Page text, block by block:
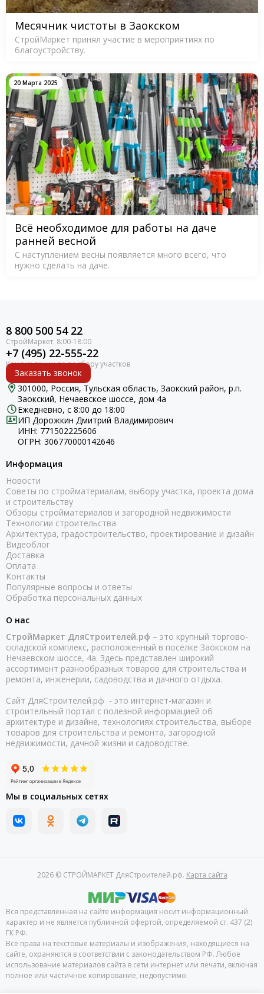
Месячник чистоты в Заокском
СтройМаркет принял участие в мероприятиях по
благоустройству.
20 Марта 2025
Всё необходимое для работы на даче
ранней весной
С наступлением весны появляется много всего, что
нужно сделать на даче.
8 800 500 54 22
+7 (495) 22-555-22
Заказать звонок
301000, Россия, Тульская область, Заокский район, р.п.
Заокский, Нечаевское шоссе, дом 4а
Ежедневно, с 8:00 до 18:00
ИП Дорожкин Дмитрий Владимирович
ИНН: 771502225606
ОГРН: 306770000142646
Информация
Новости
Советы по стройматериалам, выбору участка, проекта дома
и строительству
Обзоры стройматериалов и загородной недвижимости
Технологии строительства
Архитектура, градостроительство, проектирование и дизайн
Видеоблог
Доставка
Оплата
Контакты
Популярные вопросы и ответы
Обработка персональных данных
О нас
СтройМаркет ДляСтроителей.рф – это крупный торгово-
складской комплекс, расположенный в посёлке Заокском на
Нечаевском шоссе, 4а. Здесь представлен широкий
ассортимент разнообразных товаров для строительства и
ремонта, инженерии, садоводства и дачного отдыха.
Сайт ДляСтроителей.рф - это интернет-магазин и
строительный портал с полезной информацией об
архитектуре и дизайне, технологиях строительства, выборе
товаров для строительства и ремонта, загородной
недвижимости, дачной жизни и садоводстве.
Мы в социальных сетях
2026 © СТРОЙМАРКЕТ ДляСтроителей.рф. Карта сайта
Вся представленная на сайте информация носит информационный
характер и не является публичной офертой, определяемой ст. 437 (2)
ГК РФ.
Все права на текстовые материалы и изображения, находящиеся на
сайте, охраняются в соответствии с законодательством РФ. Любое
использование материалов сайта в сети интернет или печати, включая
полное или частичное копирование, недопустимо.